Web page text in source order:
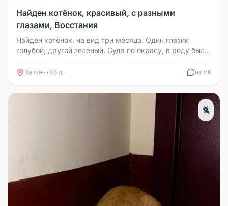
Найден котёнок, красивый, с разными
глазами, Восстания
Найден котёнок, на вид три месяца. Один глазик
голубой, другой зелёный. Судя по окрасу, в роду были
Казань•46 д из VK
🐈